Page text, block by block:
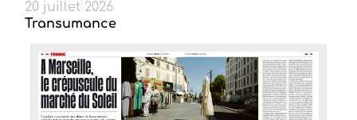
20 juillet 2026
Transumance